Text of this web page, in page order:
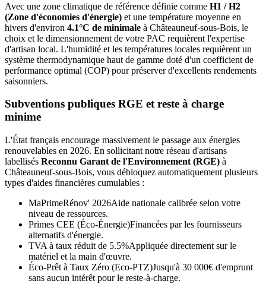
Avec une zone climatique de référence définie comme H1 / H2
(Zone d'économies d'énergie) et une température moyenne en
hivers d'environ 4.1°C de minimale à Châteauneuf-sous-Bois, le
choix et le dimensionnement de votre PAC requièrent l'expertise
d'artisan local. L'humidité et les températures locales requièrent un
système thermodynamique haut de gamme doté d'un coefficient de
performance optimal (COP) pour préserver d'excellents rendements
saisonniers.
Subventions publiques RGE et reste à charge
minime
L'État français encourage massivement le passage aux énergies
renouvelables en 2026. En sollicitant notre réseau d'artisans
labellisés Reconnu Garant de l'Environnement (RGE) à
Châteauneuf-sous-Bois, vous débloquez automatiquement plusieurs
types d'aides financières cumulables :
MaPrimeRénov' 2026Aide nationale calibrée selon votre
niveau de ressources.
Primes CEE (Éco-Énergie)Financées par les fournisseurs
alternatifs d'énergie.
TVA à taux réduit de 5.5%Appliquée directement sur le
matériel et la main d'œuvre.
Éco-Prêt à Taux Zéro (Eco-PTZ)Jusqu'à 30 000€ d'emprunt
sans aucun intérêt pour le reste-à-charge.